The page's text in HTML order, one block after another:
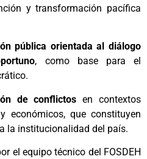
y transformación pacífica
pública orientada al diálogo
, como base para el
de conflictos en contextos
económicos, que constituyen
la institucionalidad del país.
el equipo técnico del FOSDEH